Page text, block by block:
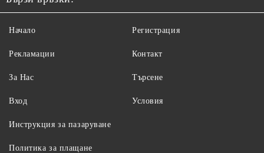
Начало
Рекламации
За Нас
Вход
Регистрация
Контакт
Търсене
Условия
Инструкция за пазаруване
Политика за плащане